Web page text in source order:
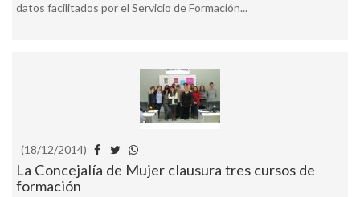
datos facilitados por el Servicio de Formación...
(18/12/2014)
La Concejalía de Mujer clausura tres cursos de
formación